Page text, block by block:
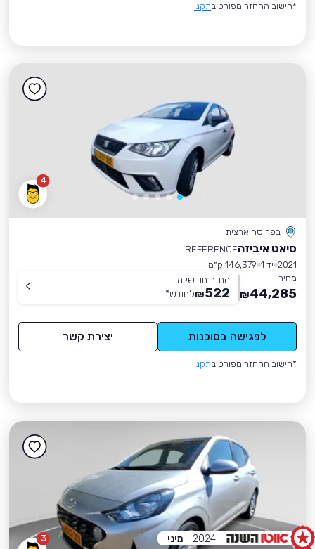
*חישוב ההחזר מפורט בתקנון
4
בפריסה ארצית
סיאט איביזהREFERENCE
2021 יד 1
146,379 ק״מ
מחיר
44,285
₪
החזר חודשי מ-
522
₪לחודש*
לפגישה בסוכנות יצירת קשר
*חישוב ההחזר מפורט בתקנון
3 2024 מיני